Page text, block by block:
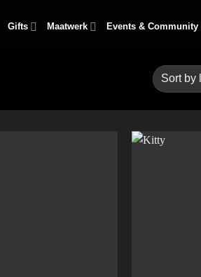
Gifts Maatwerk Events & Community